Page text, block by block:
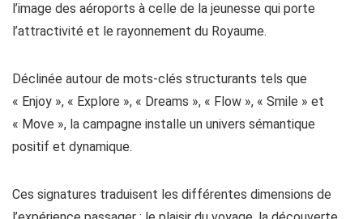
l’image des aéroports à celle de la jeunesse qui porte
l’attractivité et le rayonnement du Royaume.
Déclinée autour de mots-clés structurants tels que
« Enjoy », « Explore », « Dreams », « Flow », « Smile » et
« Move », la campagne installe un univers sémantique
positif et dynamique.
Ces signatures traduisent les différentes dimensions de